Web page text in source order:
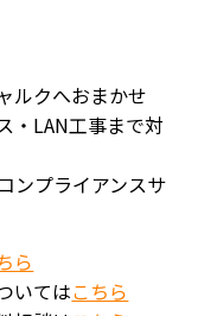
ルクへおまかせ
・LAN工事まで対
ンプライアンスサ
ら
いてはこちら